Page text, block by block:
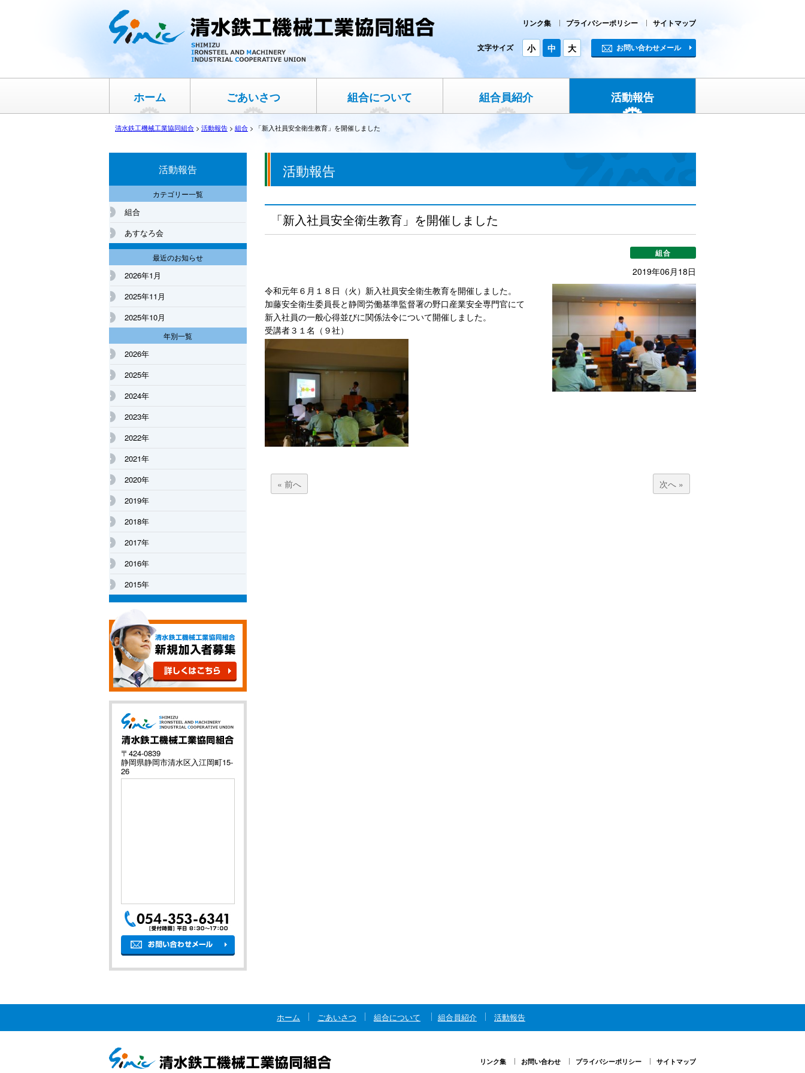
サイトマップ
プライバシーポリシー
リンク集
文字サイズ 小 中 大 お問い合わせメール
ホーム ごあいさつ 組合について 組合員紹介 活動報告
清水鉄工機械工業協同組合 > 活動報告 > 組合 > 「新入社員安全衛生教育」を開催しました
活動報告
「新入社員安全衛生教育」を開催しました
組合
2019年06月18日
令和元年６月１８日（火）新入社員安全衛生教育を開催しました。
加藤安全衛生委員長と静岡労働基準監督署の野口産業安全専門官にて
新入社員の一般心得並びに関係法令について開催しました。
受講者３１名（９社）
« 前へ 次へ »
活動報告
カテゴリー一覧
組合
あすなろ会
最近のお知らせ
2026年1月
2025年11月
2025年10月
年別一覧
2026年
2025年
2024年
2023年
2022年
2021年
2020年
2019年
2018年
2017年
2016年
2015年
〒424-0839
静岡県静岡市清水区入江岡町15-
26
ホーム ごあいさつ 組合について 組合員紹介 活動報告
サイトマップ
プライバシーポリシー
お問い合わせ
リンク集